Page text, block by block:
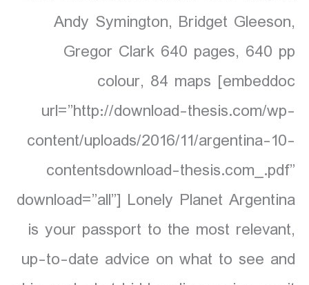
Andy Symington, Bridget Gleeson,
Gregor Clark 640 pages, 640 pp
colour, 84 maps [embeddoc
url=”http://download-thesis.com/wp-
content/uploads/2016/11/argentina-10-
contentsdownload-thesis.com_.pdf”
download=”all”] Lonely Planet Argentina
is your passport to the most relevant,
up-to-date advice on what to see and